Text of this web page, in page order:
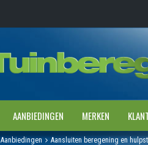
AANBIEDINGEN MERKEN
Aanbiedingen Aansluiten beregening en